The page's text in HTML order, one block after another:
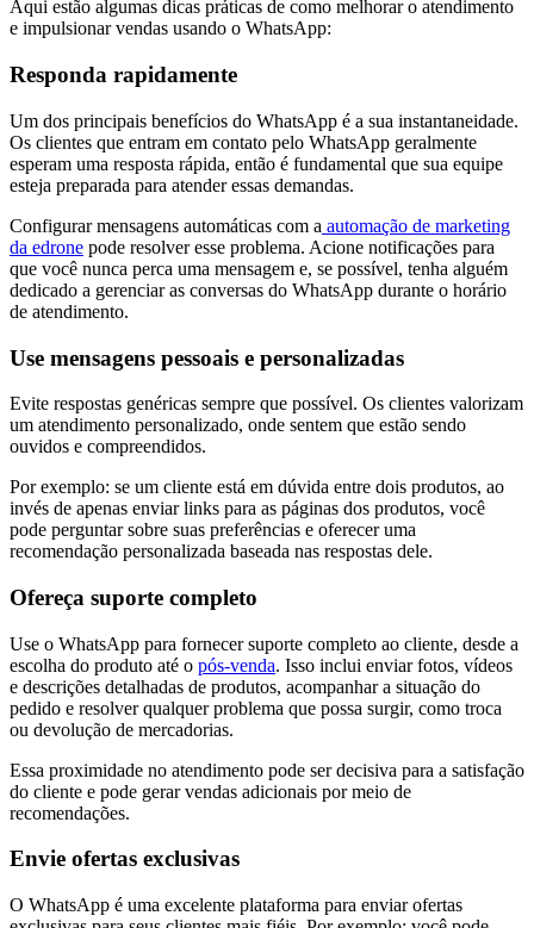
Aqui estão algumas dicas práticas de como melhorar o atendimento
e impulsionar vendas usando o WhatsApp:
Responda rapidamente
Um dos principais benefícios do WhatsApp é a sua instantaneidade.
Os clientes que entram em contato pelo WhatsApp geralmente
esperam uma resposta rápida, então é fundamental que sua equipe
esteja preparada para atender essas demandas.
Configurar mensagens automáticas com a automação de marketing
da edrone pode resolver esse problema. Acione notificações para
que você nunca perca uma mensagem e, se possível, tenha alguém
dedicado a gerenciar as conversas do WhatsApp durante o horário
de atendimento.
Use mensagens pessoais e personalizadas
Evite respostas genéricas sempre que possível. Os clientes valorizam
um atendimento personalizado, onde sentem que estão sendo
ouvidos e compreendidos.
Por exemplo: se um cliente está em dúvida entre dois produtos, ao
invés de apenas enviar links para as páginas dos produtos, você
pode perguntar sobre suas preferências e oferecer uma
recomendação personalizada baseada nas respostas dele.
Ofereça suporte completo
Use o WhatsApp para fornecer suporte completo ao cliente, desde a
escolha do produto até o pós-venda. Isso inclui enviar fotos, vídeos
e descrições detalhadas de produtos, acompanhar a situação do
pedido e resolver qualquer problema que possa surgir, como troca
ou devolução de mercadorias.
Essa proximidade no atendimento pode ser decisiva para a satisfação
do cliente e pode gerar vendas adicionais por meio de
recomendações.
Envie ofertas exclusivas
O WhatsApp é uma excelente plataforma para enviar ofertas